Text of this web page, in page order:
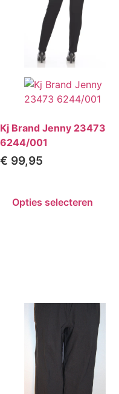
Kj Brand Jenny 23473
6244/001
€ 99,95
Opties selecteren